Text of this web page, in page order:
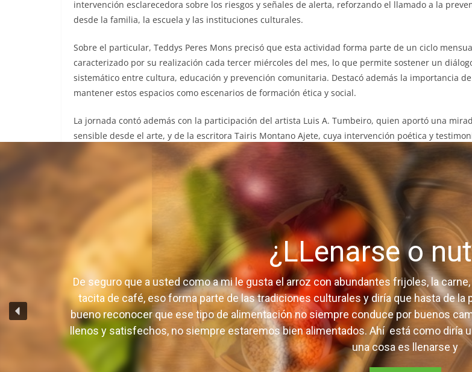
intervención esclarecedora sobre los riesgos y señales de alerta, reforzando el llamado a la
desde la familia, la escuela y las instituciones culturales.
Sobre el particular, Teddys Peres Mons precisó que esta actividad forma parte de un ciclo
caracterizado por su realización cada tercer miércoles del mes, lo que permite sostener un
sistemático entre cultura, educación y prevención comunitaria. Destacó además la importancia de
mantener estos espacios como escenarios de formación ética y social.
La jornada contó además con la participación del artista Luis A. Tumbeiro, quien aportó una
sensible desde el arte, y de la escritora Tairis Montano Ajete, cuya intervención poética y
convocó a la memoria viva y a la defensa de la dignidad juvenil.
La actividad reafirmó el papel de la cultura como herramienta de transformación y reparación, y
abiertas nuevas rutas para el trabajo conjunto entre instituciones, artistas y educadores en favor
juventud consciente, protegida y protagonista de su comunidad
Radio Sandino cumpliendo 44 años desde la Cola
del Caimán.
Cuba refuerza su política de tolerancia
También te puede gustar
¿LLenarse o
De seguro que a usted como a mi le gusta el arroz con abundantes frijoles, la
tacita de café, eso forma parte de las tradiciones culturales y diría que hasta de la
bueno reconocer que ese tipo de alimentación no siempre conduce por buenos
llenos y satisfechos, no siempre estaremos bien alimentados. Ahí está como diría
una cosa es llenarse y